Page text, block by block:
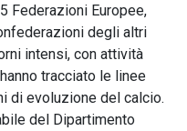
Federazioni Europee,
degli altri
intensi, con attività
tracciato le linee
di evoluzione del calcio.
del Dipartimento